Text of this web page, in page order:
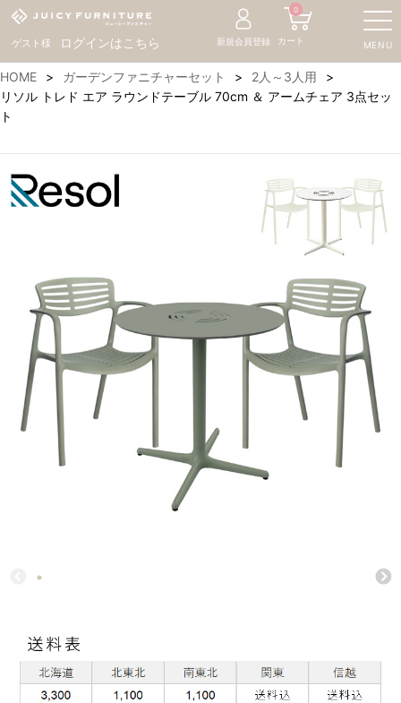
ゲスト様 ログインはこちら MENU
新規会員登録 カート
0
HOME ガーデンファニチャーセット
2人～3人用
リソル トレド エア ラウンドテーブル 70cm ＆ アームチェア 3点セッ
ト